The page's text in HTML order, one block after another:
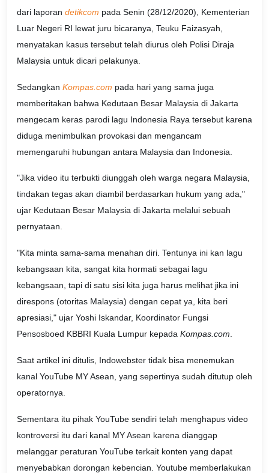
dari laporan detikcom pada Senin (28/12/2020), Kementerian
Luar Negeri RI lewat juru bicaranya, Teuku Faizasyah,
menyatakan kasus tersebut telah diurus oleh Polisi Diraja
Malaysia untuk dicari pelakunya.
Sedangkan Kompas.com pada hari yang sama juga
memberitakan bahwa Kedutaan Besar Malaysia di Jakarta
mengecam keras parodi lagu Indonesia Raya tersebut karena
diduga menimbulkan provokasi dan mengancam
memengaruhi hubungan antara Malaysia dan Indonesia.
"Jika video itu terbukti diunggah oleh warga negara Malaysia,
tindakan tegas akan diambil berdasarkan hukum yang ada,"
ujar Kedutaan Besar Malaysia di Jakarta melalui sebuah
pernyataan.
"Kita minta sama-sama menahan diri. Tentunya ini kan lagu
kebangsaan kita, sangat kita hormati sebagai lagu
kebangsaan, tapi di satu sisi kita juga harus melihat jika ini
direspons (otoritas Malaysia) dengan cepat ya, kita beri
apresiasi," ujar Yoshi Iskandar, Koordinator Fungsi
Pensosboed KBBRI Kuala Lumpur kepada Kompas.com.
Saat artikel ini ditulis, Indowebster tidak bisa menemukan
kanal YouTube MY Asean, yang sepertinya sudah ditutup oleh
operatornya.
Sementara itu pihak YouTube sendiri telah menghapus video
kontroversi itu dari kanal MY Asean karena dianggap
melanggar peraturan YouTube terkait konten yang dapat
menyebabkan dorongan kebencian. Youtube memberlakukan